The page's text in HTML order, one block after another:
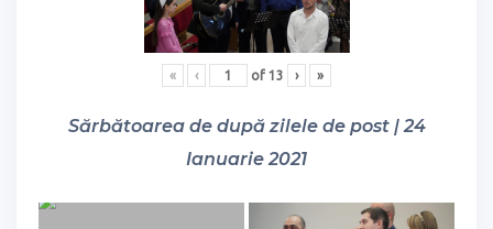
« ‹ of 13 › »
Sărbătoarea de după zilele de post | 24
Ianuarie 2021